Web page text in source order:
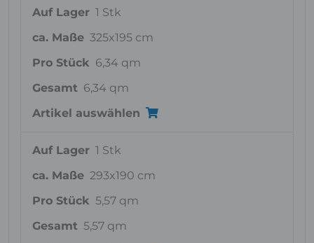
Auf Lager 1 Stk
ca. Maße 325x195 cm
Pro Stück 6,34 qm
Gesamt 6,34 qm
Artikel auswählen
Auf Lager 1 Stk
ca. Maße 293x190 cm
Pro Stück 5,57 qm
Gesamt 5,57 qm